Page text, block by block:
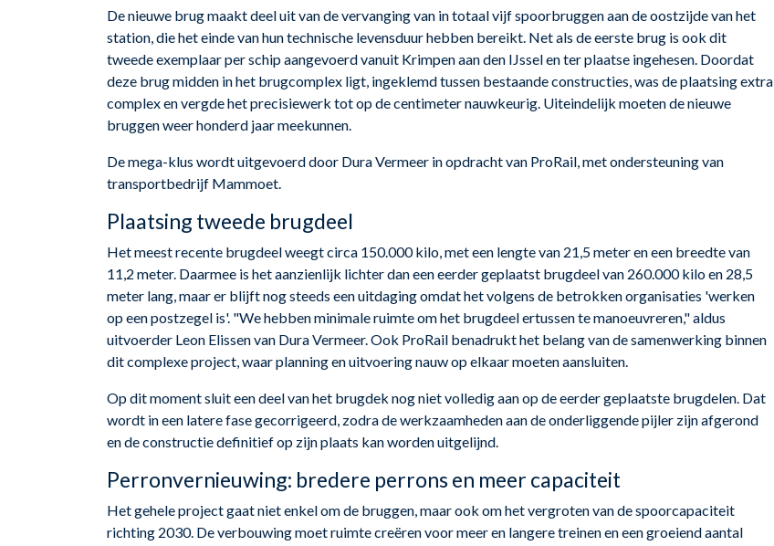
De nieuwe brug maakt deel uit van de vervanging van in totaal vijf spoorbruggen aan de oostzijde van het
station, die het einde van hun technische levensduur hebben bereikt. Net als de eerste brug is ook dit
tweede exemplaar per schip aangevoerd vanuit Krimpen aan den IJssel en ter plaatse ingehesen. Doordat
deze brug midden in het brugcomplex ligt, ingeklemd tussen bestaande constructies, was de plaatsing extra
complex en vergde het precisiewerk tot op de centimeter nauwkeurig. Uiteindelijk moeten de nieuwe
bruggen weer honderd jaar meekunnen.
De mega-klus wordt uitgevoerd door Dura Vermeer in opdracht van ProRail, met ondersteuning van
transportbedrijf Mammoet.
Plaatsing tweede brugdeel
Het meest recente brugdeel weegt circa 150.000 kilo, met een lengte van 21,5 meter en een breedte van
11,2 meter. Daarmee is het aanzienlijk lichter dan een eerder geplaatst brugdeel van 260.000 kilo en 28,5
meter lang, maar er blijft nog steeds een uitdaging omdat het volgens de betrokken organisaties 'werken
op een postzegel is'. "We hebben minimale ruimte om het brugdeel ertussen te manoeuvreren," aldus
uitvoerder Leon Elissen van Dura Vermeer. Ook ProRail benadrukt het belang van de samenwerking binnen
dit complexe project, waar planning en uitvoering nauw op elkaar moeten aansluiten.
Op dit moment sluit een deel van het brugdek nog niet volledig aan op de eerder geplaatste brugdelen. Dat
wordt in een latere fase gecorrigeerd, zodra de werkzaamheden aan de onderliggende pijler zijn afgerond
en de constructie definitief op zijn plaats kan worden uitgelijnd.
Perronvernieuwing: bredere perrons en meer capaciteit
Het gehele project gaat niet enkel om de bruggen, maar ook om het vergroten van de spoorcapaciteit
richting 2030. De verbouwing moet ruimte creëren voor meer en langere treinen en een groeiend aantal